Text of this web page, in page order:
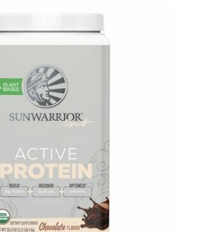
shaker protéiné
dans l’heure qui suit
Dans le cadre d’une perte de
intervenir en tant que collation à
mieux les savourer? Mixez les
avec des fruits et légumes et du lait
ainsi un délicieux